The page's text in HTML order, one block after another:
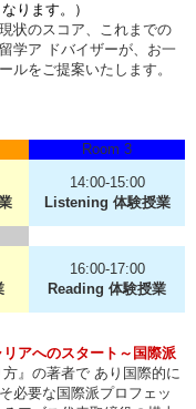
ります。）
状のスコア、これまでの
学ア ドバイザーが、お一
ルをご提案いたします。
Room 3
14:00-15:00
Listening 体験授業
16:00-17:00
Reading 体験授業
リアへのスタート～国際派
』の著者で あり国際的に
必要な国際派プロフェッ